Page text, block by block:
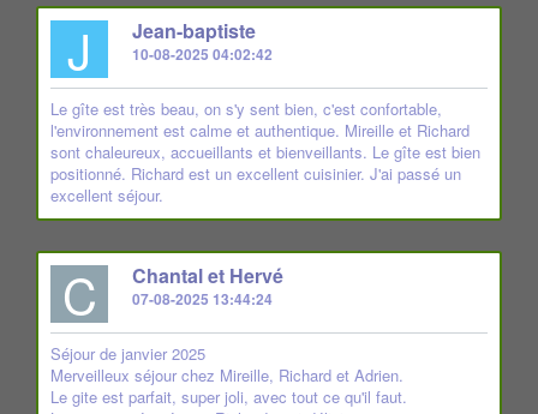
J Jean-baptiste
10-08-2025 04:02:42
Le gîte est très beau, on s'y sent bien, c'est confortable,
l'environnement est calme et authentique. Mireille et Richard
sont chaleureux, accueillants et bienveillants. Le gîte est bien
positionné. Richard est un excellent cuisinier. J'ai passé un
excellent séjour.
C Chantal et Hervé
07-08-2025 13:44:24
Séjour de janvier 2025
Merveilleux séjour chez Mireille, Richard et Adrien.
Le gite est parfait, super joli, avec tout ce qu'il faut.